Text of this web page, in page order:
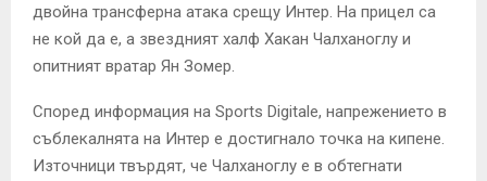
двойна трансферна атака срещу Интер. На прицел са
не кой да е, а звездният халф Хакан Чалханоглу и
опитният вратар Ян Зомер.
Според информация на Sports Digitale, напрежението в
съблекалнята на Интер е достигнало точка на кипене.
Източници твърдят, че Чалханоглу е в обтегнати